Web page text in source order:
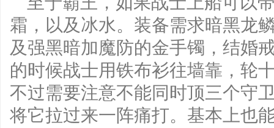
霜，以及冰水。装备需求暗黑龙
及强黑暗加魔防的金手镯，结婚
的时候战士用铁布衫往墙靠，轮
不过需要注意不能同时顶三个守
将它拉过来一阵痛打。基本上也